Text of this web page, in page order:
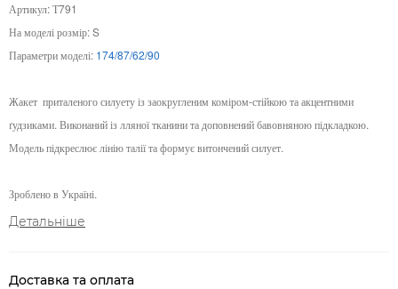
Артикул: Т791
На моделі розмір: S
Параметри моделі: 174/87/62/90
Жакет приталеного силуету із заокругленим коміром-стійкою та акцентними
ґудзиками. Виконаний із лляної тканини та доповнений бавовняною підкладкою.
Модель підкреслює лінію талії та формує витончений силует.
Зроблено в Україні.
Детальніше
Доставка та оплата